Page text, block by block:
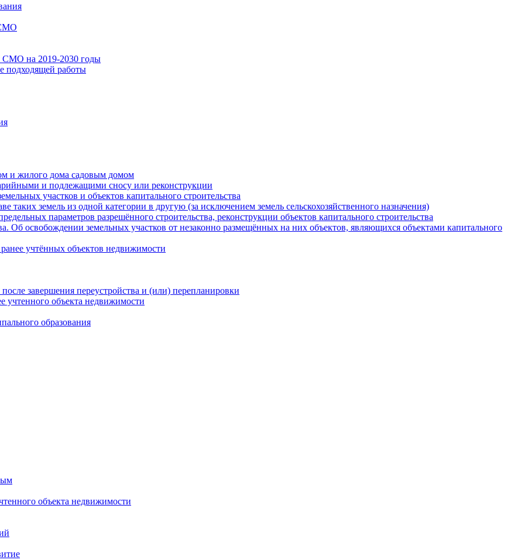
СМО
СМО на 2019-2030 годы
подходящей работы
и жилого дома садовым домом
и подлежащими сносу или реконструкции
участков и объектов капитального строительства
таких земель из одной категории в другую (за исключением земель сельскохозяйственного назначения)
параметров разрешённого строительства, реконструкции объектов капитального строительства
Об освобождении земельных участков от незаконно размещённых на них объектов, являющихся объектами капитального
учтённых объектов недвижимости
завершения переустройства и (или) перепланировки
учтенного объекта недвижимости
образования
объекта недвижимости